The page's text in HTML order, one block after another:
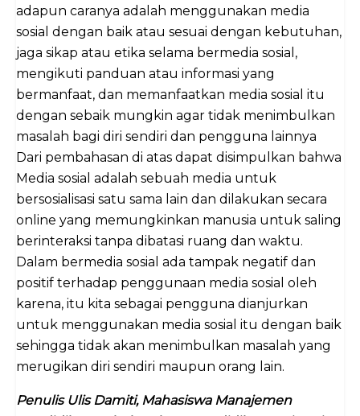
adapun caranya adalah menggunakan media
sosial dengan baik atau sesuai dengan kebutuhan,
jaga sikap atau etika selama bermedia sosial,
mengikuti panduan atau informasi yang
bermanfaat, dan memanfaatkan media sosial itu
dengan sebaik mungkin agar tidak menimbulkan
masalah bagi diri sendiri dan pengguna lainnya
Dari pembahasan di atas dapat disimpulkan bahwa
Media sosial adalah sebuah media untuk
bersosialisasi satu sama lain dan dilakukan secara
online yang memungkinkan manusia untuk saling
berinteraksi tanpa dibatasi ruang dan waktu.
Dalam bermedia sosial ada tampak negatif dan
positif terhadap penggunaan media sosial oleh
karena, itu kita sebagai pengguna dianjurkan
untuk menggunakan media sosial itu dengan baik
sehingga tidak akan menimbulkan masalah yang
merugikan diri sendiri maupun orang lain.
Penulis Ulis Damiti, Mahasiswa Manajemen